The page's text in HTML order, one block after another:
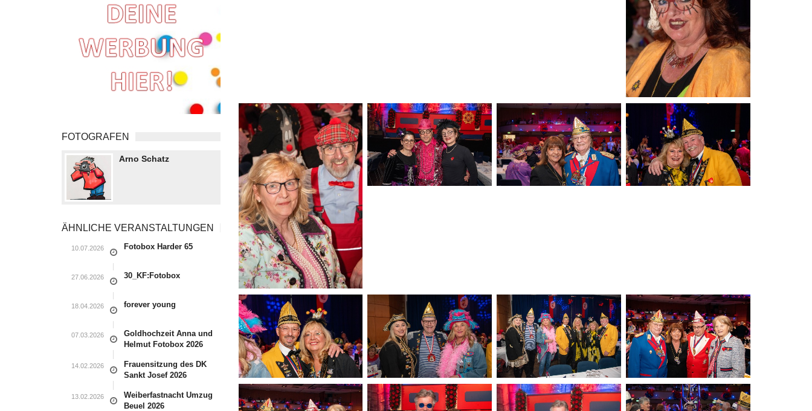
FOTOGRAFEN
Arno Schatz
ÄHNLICHE VERANSTALTUNGEN
10.07.2026 Fotobox Harder 65
27.06.2026 30_KF:Fotobox
18.04.2026 forever young
07.03.2026
Goldhochzeit Anna und
Helmut Fotobox 2026
14.02.2026
Frauensitzung des DK
Sankt Josef 2026
13.02.2026
Weiberfastnacht Umzug
Beuel 2026